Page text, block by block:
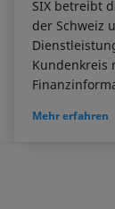
SIX betreibt
der Schweiz
Kundenkreis
Mehr erfahren